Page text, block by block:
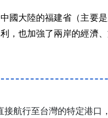
國大陸的福建省（主要
，也加強了兩岸的經濟
航行至台灣的特定港